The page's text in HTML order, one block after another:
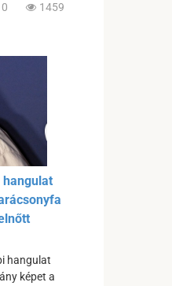
0 1459
hangulat
hangulat
képet a